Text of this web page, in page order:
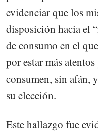
evidenciar que los
disposición hacia el
de consumo en el
por estar más
consumen, sin afán,
su elección.
Este hallazgo fue